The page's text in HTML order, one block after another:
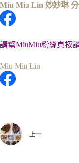
Miu Miu Lin 妙妙琳
請幫MiuMiu粉絲頁按
Miu Miu Lin
上一